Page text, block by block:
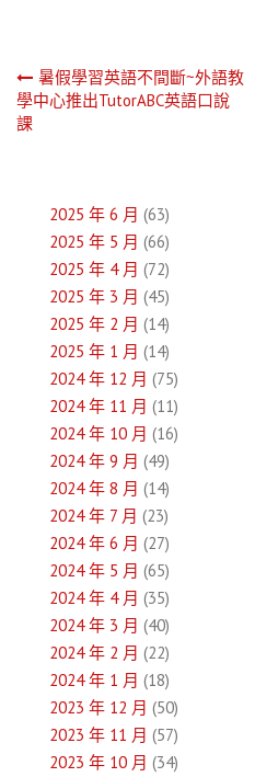
文
章
覽
暑假學習英語不間斷~外語教
學中心推出TutorABC英語口說
課
2025 年 6 月 (63)
2025 年 5 月 (66)
2025 年 4 月 (72)
2025 年 3 月 (45)
2025 年 2 月 (14)
2025 年 1 月 (14)
2024 年 12 月 (75)
2024 年 11 月 (11)
2024 年 10 月 (16)
2024 年 9 月 (49)
2024 年 8 月 (14)
2024 年 7 月 (23)
2024 年 6 月 (27)
2024 年 5 月 (65)
2024 年 4 月 (35)
2024 年 3 月 (40)
2024 年 2 月 (22)
2024 年 1 月 (18)
2023 年 12 月 (50)
2023 年 11 月 (57)
2023 年 10 月 (34)